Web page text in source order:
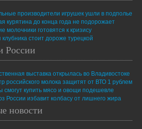
производители игрушек ушли в подполье
курятина до конца года не подорожает
молочники готовятся к кризису
клубника стоит дороже турецкой
России
выставка открылась во Владивостоке
российского молока защитят от ВТО 1 рублем
смогут купить мясо и овощи подешевле
России избавит колбасу от лишнего жира
новости